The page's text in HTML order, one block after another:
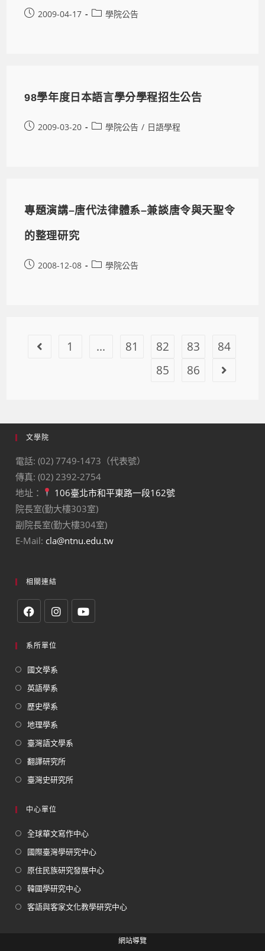
2009-04-17 學院公告
98學年度日本語言學分學程招生公告
2009-03-20 學院公告 / 日語學程
專題演講–唐代法律體系–兼談唐令與天聖令
的整理研究
2008-12-08 學院公告
1 ... 81 82 83
84
85
86
文學院
電話: (02) 7749-1473（代表號）
傳真: (02) 2392-2754
地址：
106臺北市和平東路一段162號
院長室(勤大樓303室)
副院長室(勤大樓304室)
E-Mail: cla@ntnu.edu.tw
相關連結
系所單位
國文學系
英語學系
歷史學系
地理學系
臺灣語文學系
翻譯研究所
臺灣史研究所
中心單位
全球華文寫作中心
國際臺灣學研究中心
原住民族研究發展中心
韓國學研究中心
客語與客家文化教學研究中心
網站導覽